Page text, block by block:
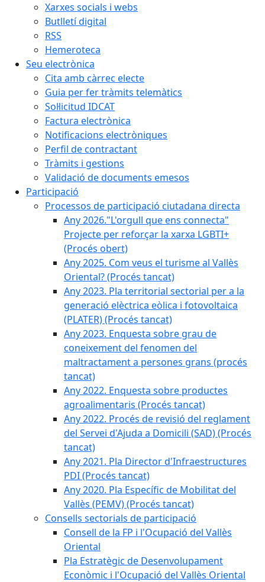
Xarxes socials i webs
Butlletí digital
RSS
Hemeroteca
Seu electrònica
Cita amb càrrec electe
Guia per fer tràmits telemàtics
Sol·licitud IDCAT
Factura electrònica
Notificacions electròniques
Perfil de contractant
Tràmits i gestions
Validació de documents emesos
Participació
Processos de participació ciutadana directa
Any 2026."L'orgull que ens connecta"
Projecte per reforçar la xarxa LGBTI+
(Procés obert)
Any 2025. Com veus el turisme al Vallès
Oriental? (Procés tancat)
Any 2023. Pla territorial sectorial per a la
generació elèctrica eòlica i fotovoltaica
(PLATER) (Procés tancat)
Any 2023. Enquesta sobre grau de
coneixement del fenomen del
maltractament a persones grans (procés
tancat)
Any 2022. Enquesta sobre productes
agroalimentaris (Procés tancat)
Any 2022. Procés de revisió del reglament
del Servei d'Ajuda a Domicili (SAD) (Procés
tancat)
Any 2021. Pla Director d'Infraestructures
PDI (Procés tancat)
Any 2020. Pla Específic de Mobilitat del
Vallès (PEMV) (Procés tancat)
Consells sectorials de participació
Consell de la FP i l'Ocupació del Vallès
Oriental
Pla Estratègic de Desenvolupament
Econòmic i l'Ocupació del Vallès Oriental